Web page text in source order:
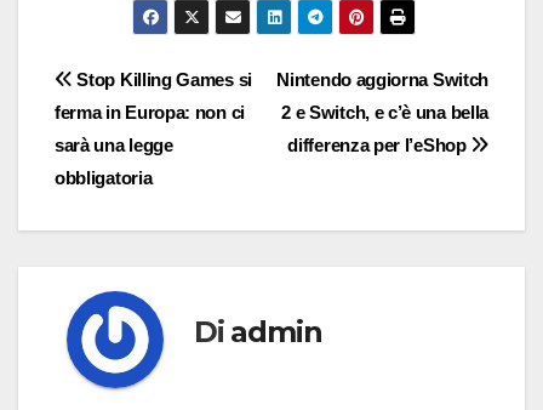
Navigazione
articoli
Nintendo aggiorna Switch
2 e Switch, e c’è una bella
differenza per l’eShop
Stop Killing Games si
ferma in Europa: non ci
sarà una legge
obbligatoria
Di admin